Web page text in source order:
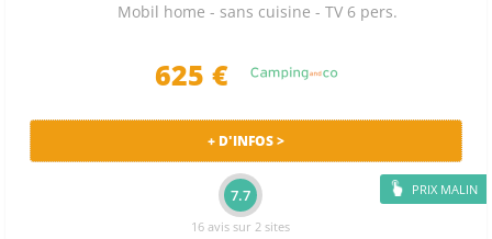
Mobil home - sans cuisine - TV 6 pers.
625 €
PRIX MALIN
+ D'INFOS >
7.7
16 avis sur 2 sites